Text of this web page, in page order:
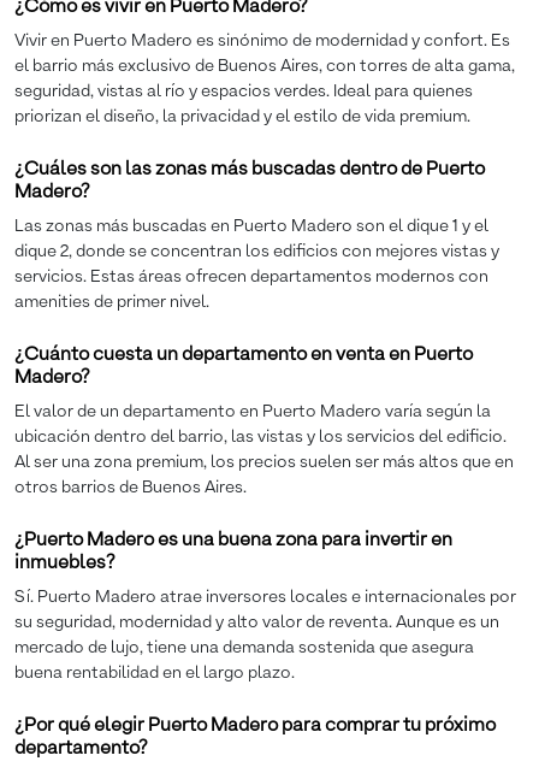
¿Cómo es vivir en Puerto Madero?
Vivir en Puerto Madero es sinónimo de modernidad y confort. Es
el barrio más exclusivo de Buenos Aires, con torres de alta gama,
seguridad, vistas al río y espacios verdes. Ideal para quienes
priorizan el diseño, la privacidad y el estilo de vida premium.
¿Cuáles son las zonas más buscadas dentro de Puerto
Madero?
Las zonas más buscadas en Puerto Madero son el dique 1 y el
dique 2, donde se concentran los edificios con mejores vistas y
servicios. Estas áreas ofrecen departamentos modernos con
amenities de primer nivel.
¿Cuánto cuesta un departamento en venta en Puerto
Madero?
El valor de un departamento en Puerto Madero varía según la
ubicación dentro del barrio, las vistas y los servicios del edificio.
Al ser una zona premium, los precios suelen ser más altos que en
otros barrios de Buenos Aires.
¿Puerto Madero es una buena zona para invertir en
inmuebles?
Sí. Puerto Madero atrae inversores locales e internacionales por
su seguridad, modernidad y alto valor de reventa. Aunque es un
mercado de lujo, tiene una demanda sostenida que asegura
buena rentabilidad en el largo plazo.
¿Por qué elegir Puerto Madero para comprar tu próximo
departamento?